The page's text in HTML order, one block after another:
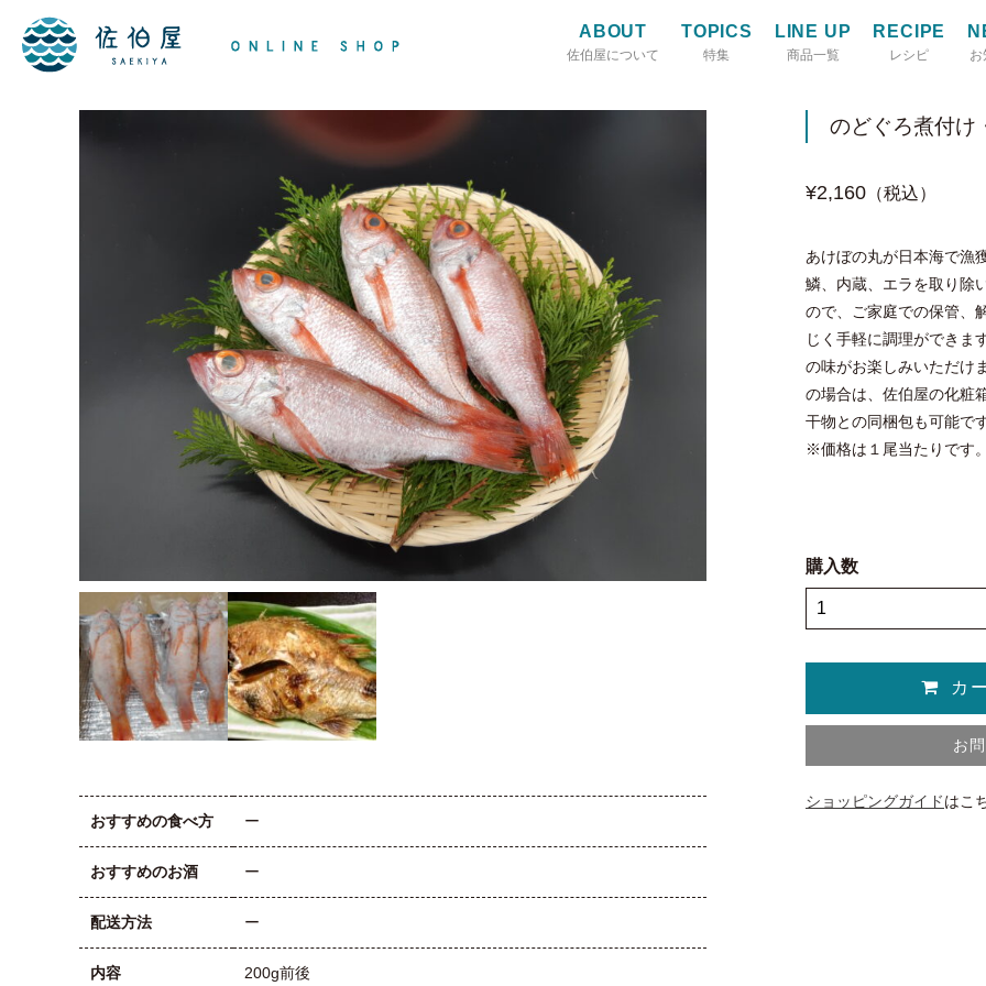
ABOUT
佐伯屋について
TOPICS
特集
LINE UP
商品一覧
RECIPE
レシピ お
おすすめの食べ方 ー
おすすめのお酒 ー
配送方法 ー
内容 200g前後
のどぐろ煮付け
¥2,160 （税込）
あけぼの丸が日本海で漁
鱗、内蔵、エラを取り除
ので、ご家庭での保管、
じく手軽に調理ができま
の味がお楽しみいただけ
の場合は、佐伯屋の化粧
干物との同梱包も可能です
※価格は１尾当たりです
購入数
お
ショッピングガイドはこ